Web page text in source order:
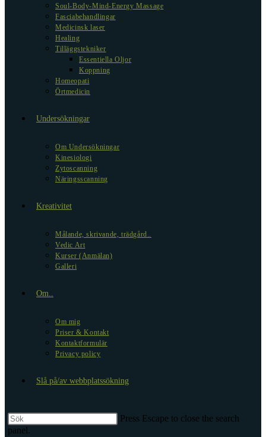
Soul-Body-Mind-Energy Massage
Fasciabehandlingar
Medicinsk laser
Healing
Tilläggstekniker
Essentiella Oljor
Koppning
Homeopati
Örtmedicin
Undersökningar
Om Undersökningar
Kinesiologi
Zytoscanning
Näringsscanning
Kreativitet
Målande, skrivande, trädgård..
Vedic Art
Kurser (Anmälan)
Galleri
Om..
Om mig
Priser & Kontakt
Kontaktformulär
Privacy policy
Slå på/av webbplatssökning
Press Escape to close the search
panel.